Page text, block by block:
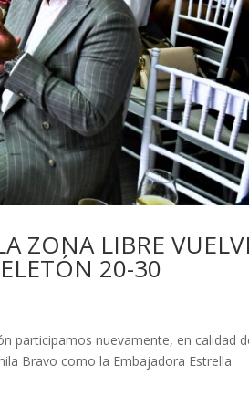
ZONA LIBRE
20-30
participamos nuevamente, en calidad
Bravo como la Embajadora Estrella